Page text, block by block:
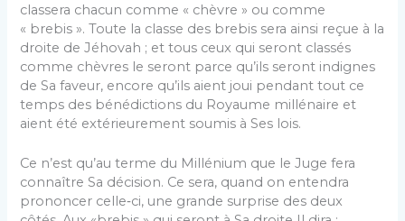
classera chacun comme « chèvre » ou comme
« brebis ». Toute la classe des brebis sera ainsi reçue à la
droite de Jéhovah ; et tous ceux qui seront classés
comme chèvres le seront parce qu’ils seront indignes
de Sa faveur, encore qu’ils aient joui pendant tout ce
temps des bénédictions du Royaume millénaire et
aient été extérieurement soumis à Ses lois.
Ce n’est qu’au terme du Millénium que le Juge fera
connaître Sa décision. Ce sera, quand on entendra
prononcer celle‑ci, une grande surprise des deux